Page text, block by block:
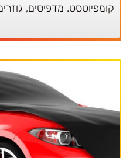
קומפיוטסט. מדפיסים,